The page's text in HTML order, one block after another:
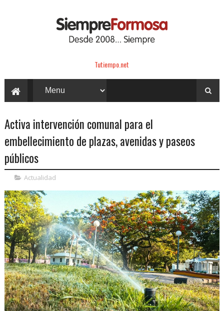
Tutiempo.net
Activa intervención comunal para el
embellecimiento de plazas, avenidas y paseos
públicos
Actualidad